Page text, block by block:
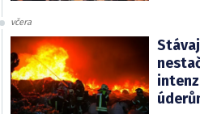
včera